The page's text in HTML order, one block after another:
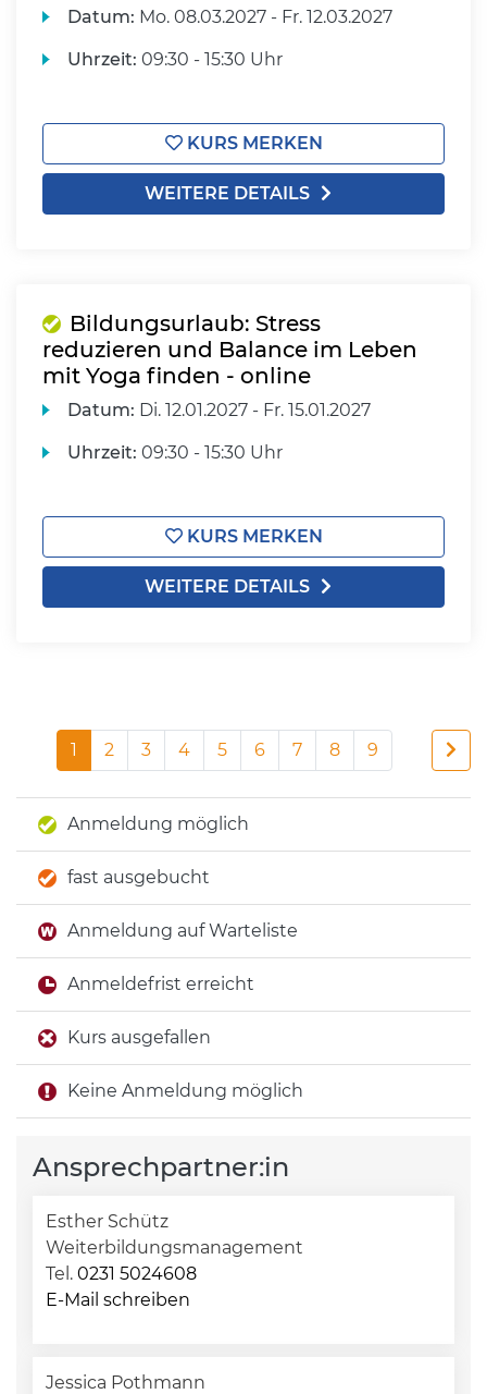
Datum: Mo. 08.03.2027 - Fr. 12.03.2027
Uhrzeit: 09:30 - 15:30 Uhr
KURS MERKEN
WEITERE DETAILS
Bildungsurlaub: Stress
reduzieren und Balance im Leben
mit Yoga finden - online
Datum: Di. 12.01.2027 - Fr. 15.01.2027
Uhrzeit: 09:30 - 15:30 Uhr
KURS MERKEN
WEITERE DETAILS
1 2 3 4 5 6 7 8 9
Anmeldung möglich
fast ausgebucht
Anmeldung auf Warteliste
Anmeldefrist erreicht
Kurs ausgefallen
Keine Anmeldung möglich
Ansprechpartner:in
Esther Schütz
Weiterbildungsmanagement
Tel. 0231 5024608
E-Mail schreiben
Jessica Pothmann